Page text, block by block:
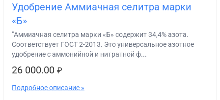
Удобрение Аммиачная селитра марки
«Б»
"Аммиачная селитра марки «Б» содержит 34,4% азота.
Соответствует ГОСТ 2-2013. Это универсальное азотное
удобрение с аммонийной и нитратной ф...
26 000.00 ₽
Подробное описание »